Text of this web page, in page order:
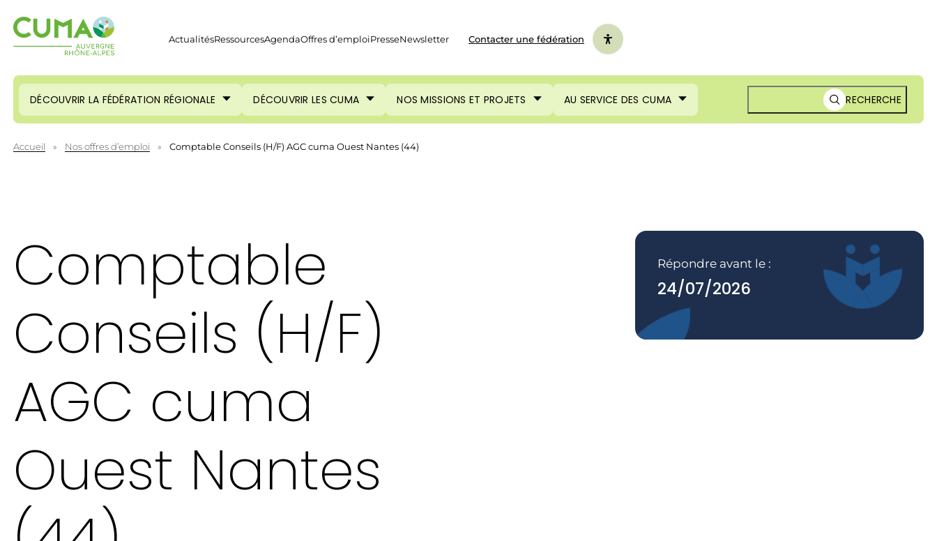
ActualitésRessourcesAgendaOffres d’emploiPresseNewsletter Contacter une fédération
DÉCOUVRIR LA FÉDÉRATION RÉGIONALE DÉCOUVRIR LES CUMA NOS MISSIONS ET PROJETS AU SERVICE DES CUMA RECHERCHE
Accueil » Nos offres d’emploi » Comptable Conseils (H/F) AGC cuma Ouest Nantes (44)
Comptable
Conseils (H/F)
AGC cuma
Ouest Nantes
Répondre avant le :
24/07/2026